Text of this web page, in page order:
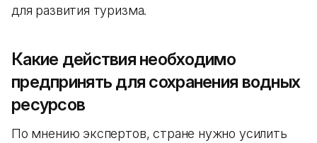
для развития туризма.
Какие действия необходимо
предпринять для сохранения водных
ресурсов
По мнению экспертов, стране нужно усилить